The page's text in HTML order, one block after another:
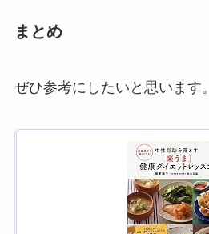
まとめ
ぜひ参考にしたいと思います。